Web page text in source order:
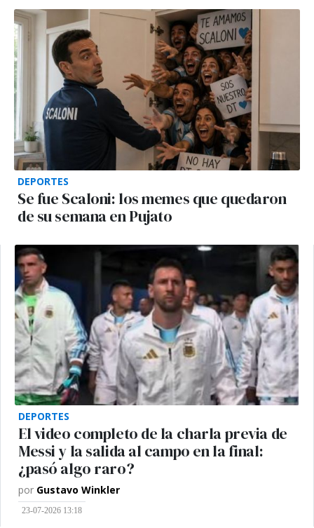
DEPORTES
Se fue Scaloni: los memes que quedaron
de su semana en Pujato
DEPORTES
El video completo de la charla previa de
Messi y la salida al campo en la final:
¿pasó algo raro?
por Gustavo Winkler
23-07-2026 13:18